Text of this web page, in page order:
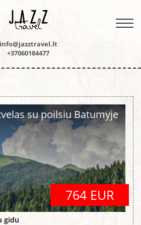
info@jazztravel.lt
+37060184477
su poilsiu Batumyje
764 EUR
gidu